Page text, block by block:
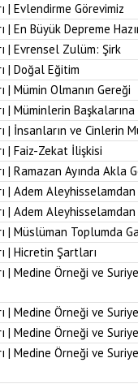
| Evlendirme Görevimiz
| En Büyük Depreme
| Evrensel Zulüm: Şirk
| Doğal Eğitim
| Mümin Olmanın Gereği
| Müminlerin
| İnsanların ve Cinlerin
| Faiz-Zekat İlişkisi
| Ramazan Ayında Akla
| Adem
| Adem
| Müslüman Toplumda
| Hicretin Şartları
| Medine Örneği ve
| Medine Örneği ve
| Medine Örneği ve
| Medine Örneği ve